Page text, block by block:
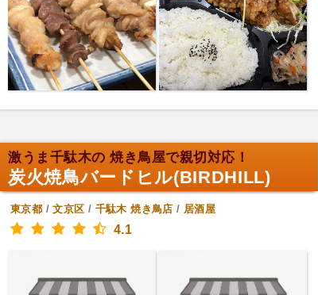
激うま千駄木の 焼き鳥屋で親切対応！
炭火焼鳥バードヒル(BIRDHILL)
東京都 /文京区 / 千駄木 焼き鳥店 / 居酒屋
4.1